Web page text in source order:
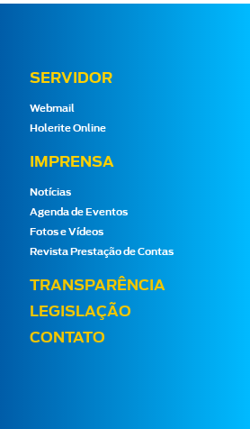
SERVIDOR
Webmail
Holerite Online
IMPRENSA
Notícias
Agenda de Eventos
Fotos e Vídeos
Revista Prestação de Contas
TRANSPARÊNCIA
LEGISLAÇÃO
CONTATO